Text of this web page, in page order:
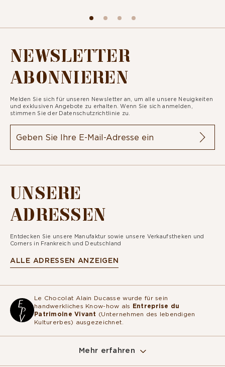
NEWSLETTER
ABONNIEREN
Melden Sie sich für unseren Newsletter an, um alle unsere Neuigkeiten
und exklusiven Angebote zu erhalten. Wenn Sie sich anmelden,
stimmen Sie der Datenschutzrichtlinie zu.
UNSERE
ADRESSEN
Entdecken Sie unsere Manufaktur sowie unsere Verkaufstheken und
Corners in Frankreich und Deutschland
ALLE ADRESSEN ANZEIGEN
Le Chocolat Alain Ducasse wurde für sein
handwerkliches Know-how als Entreprise du
Patrimoine Vivant (Unternehmen des lebendigen
Kulturerbes) ausgezeichnet.
Mehr erfahren